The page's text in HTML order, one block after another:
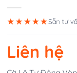
★★★★★Sẵn tư
Liên hệ